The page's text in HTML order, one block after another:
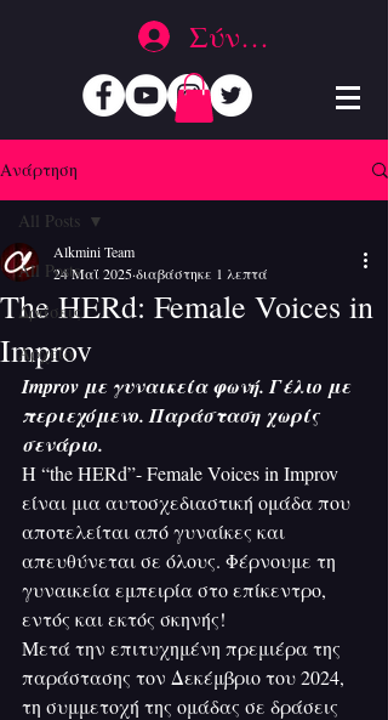
Σύνδεση
Ανάρτηση
All Posts
Δράσεις
Αρχείο
All Posts
The HERd: Female Voices in
Improv
Alkmini Team
24 Μαΐ 2025διαβάστηκε 1 λεπτά
Improv με γυναικεία φωνή. Γέλιο με
περιεχόμενο. Παράσταση χωρίς
σενάριο.
Η “the HERd”- Female Voices in Improv
είναι μια αυτοσχεδιαστική ομάδα που
αποτελείται από γυναίκες και
απευθύνεται σε όλους. Φέρνουμε τη
γυναικεία εμπειρία στο επίκεντρο,
εντός και εκτός σκηνής!
Μετά την επιτυχημένη πρεμιέρα της
παράστασης τον Δεκέμβριο του 2024,
τη συμμετοχή της ομάδας σε δράσεις